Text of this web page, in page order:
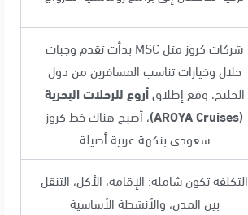
شركات كروز مثل MSC بدأت تقدم وجبات
حلال وخيارات تناسب المسافرين من دول
الخليج، ومع إطلاقأروع للرحلات البحرية
(AROYA Cruises)
، أصبح هناك خط كروز
سعودي بنكهة عربية أصيلة
التكلفة تكون شاملة: الإقامة، الأكل، التنقل
بين المدن، والأنشطة الأساسية